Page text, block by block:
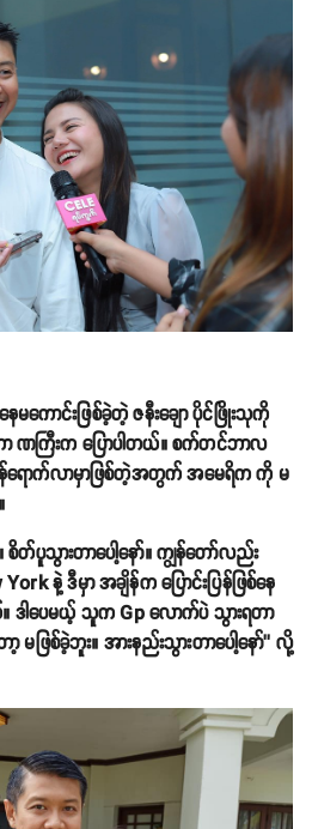
ကောင်းဖြစ်ခဲ့တဲ့ ဇနီးချော ပိုင်ဖြိုးသုကို
ဏကြီးက ပြောပါတယ်။ စက်တင်ဘာလ
ရောက်လာမှာဖြစ်တဲ့အတွက် အမေရိက ကို မ
စိတ်ပူသွားတာပေါ့နော်။ ကျွန်တော်လည်း
နဲ့ ဒီမှာ အချိန်က ပြောင်းပြန်ဖြစ်နေ
ဒါပေမယ့် သူက Gp လောက်ပဲ သွားရတာ
မဖြစ်ခဲ့ဘူး။ အားနည်းသွားတာပေါ့နော်’’ လို့